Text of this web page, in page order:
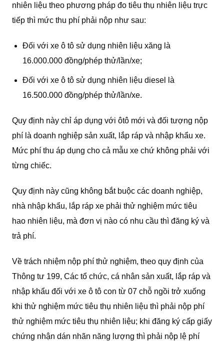
nhiên liệu theo phương pháp đo tiêu thụ nhiên liệu trực
tiếp thì mức thu phí phải nộp như sau:
Đối với xe ô tô sử dụng nhiên liệu xăng là
16.000.000 đồng/phép thử/lần/xe;
Đối với xe ô tô sử dụng nhiên liệu diesel là
16.500.000 đồng/phép thử/lần/xe.
Quy định này chỉ áp dụng với ôtô mới và đối tượng nộp
phí là doanh nghiệp sản xuất, lắp ráp và nhập khẩu xe.
Mức phí thu áp dụng cho cả mẫu xe chứ không phải với
từng chiếc.
Quy định này cũng không bắt buộc các doanh nghiệp,
nhà nhập khẩu, lắp ráp xe phải thử nghiệm mức tiêu
hao nhiên liệu, mà đơn vị nào có nhu cầu thì đăng ký và
trả phí.
Về trách nhiệm nộp phí thử nghiệm, theo quy định của
Thông tư 199, Các tổ chức, cá nhân sản xuất, lắp ráp và
nhập khẩu đối với xe ô tô con từ 07 chỗ ngồi trở xuống
khi thử nghiệm mức tiêu thụ nhiên liệu thì phải nộp phí
thử nghiệm mức tiêu thụ nhiên liệu; khi đăng ký cấp giấy
chứng nhận dán nhãn năng lượng thì phải nộp lệ phí